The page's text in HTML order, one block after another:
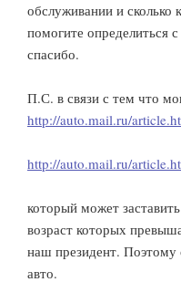
обслуживании и сколько
помогите определиться
спасибо.
П.С. в связи с тем что
http://auto.mail.ru/
http://auto.mail.ru/
который может
возраст которых
наш президент. Поэтому
авто.